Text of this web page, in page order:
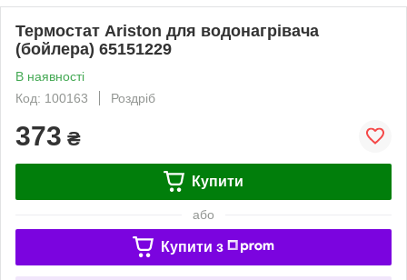
Термостат Ariston для водонагрівача
(бойлера) 65151229
В наявності
Код: 100163
Роздріб
373 ₴
Купити
або
Купити з